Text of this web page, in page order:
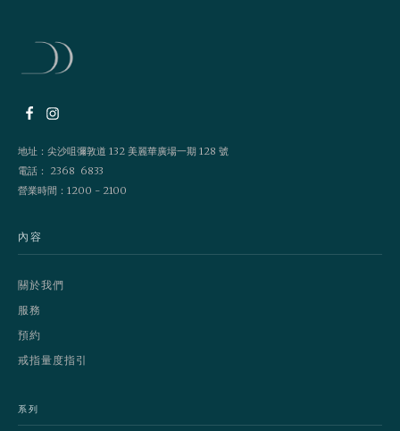
地址：尖沙咀彌敦道 132 美麗華廣場一期 128 號
電話： 2368 6833
營業時間：1200 - 2100
內容
關於我們
服務
預約
戒指量度指引
系列